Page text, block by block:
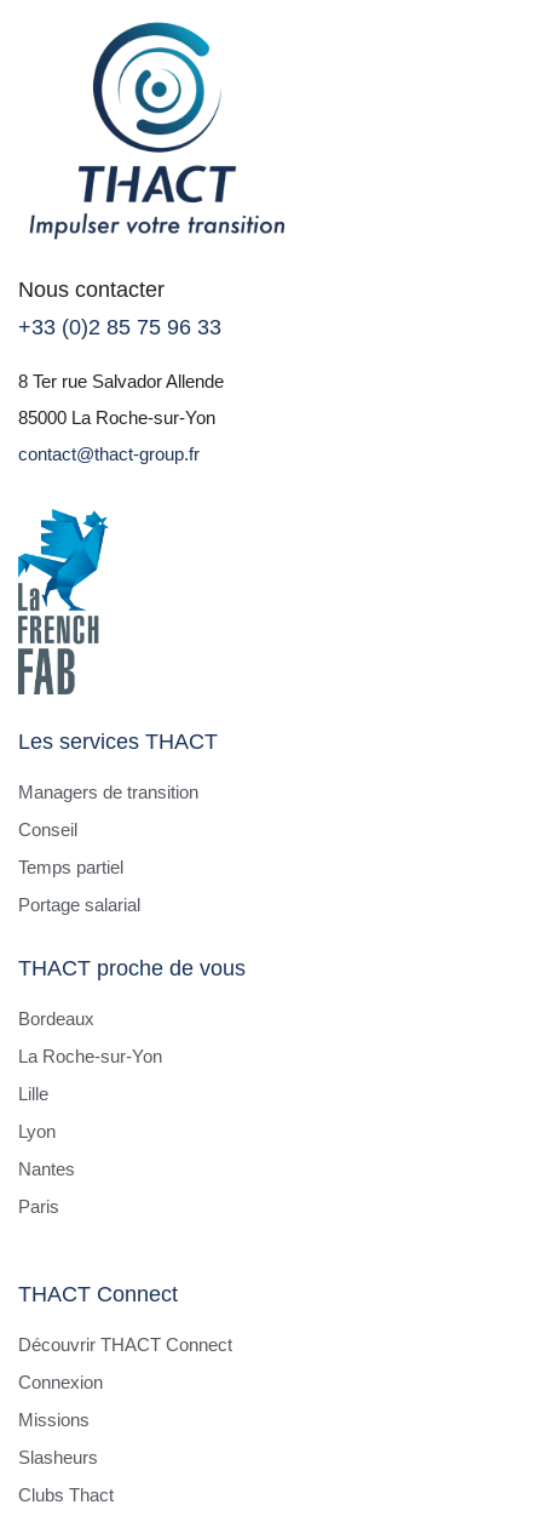
Nous contacter
+33 (0)2 85 75 96 33
8 Ter rue Salvador Allende
85000 La Roche-sur-Yon
contact@thact-group.fr
Les services THACT
Managers de transition
Conseil
Temps partiel
Portage salarial
THACT proche de vous
Bordeaux
La Roche-sur-Yon
Lille
Lyon
Nantes
Paris
THACT Connect
Découvrir THACT Connect
Connexion
Missions
Slasheurs
Clubs Thact